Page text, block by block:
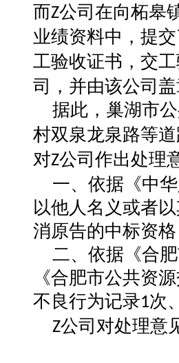
而Z公司在向柘皋
业绩资料中，提
工验收证书，交
司，并由该公司盖
据此，巢湖市
村双泉龙泉路等
对Z公司作出处理
一、依据《中
以他人名义或者
消原告的中标资格
二、依据《合
《合肥市公共资
不良行为记录1次
Z公司对处理意